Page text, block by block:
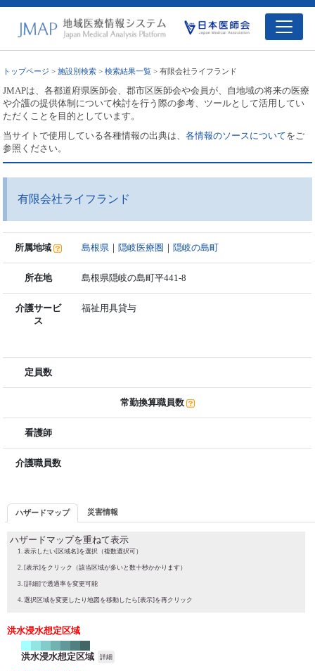
トップページ >施設別検索 >検索結果一覧 > 有限会社ライフランド
JMAPは、各都道府県医師会、郡市区医師会や会員が、自地域の将来の医療
や介護の提供体制について検討を行う際の参考、ツールとして活用してい
ただくことを目的としています。
当サイトで使用している各種情報の出典は、各情報のソースについてをご
参照ください。
有限会社ライフランド
所属地域 島根県 ｜隠岐医療圏 ｜隠岐の島町
所在地 島根県隠岐の島町平441-8
介護サービ
ス
福祉用具貸与
定員数
常勤換算職員数
看護師
介護職員数
ハザードマップ 災害情報
ハザードマップを重ねて表示
表示したい[区域名]を選択（複数選択可）
[表示]をクリック（該当区域が多いと数十秒かかります）
[詳細]で透過率を変更可能
選択区域を変更したり地図を移動したら[表示]を再クリック
洪水浸水想定区域
洪水浸水想定区域 詳細